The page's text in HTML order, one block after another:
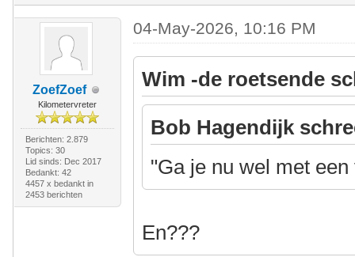
ZoefZoef
Kilometervreter
Berichten: 2.879
Topics: 30
Lid sinds: Dec 2017
Bedankt: 42
4457 x bedankt in
2453 berichten
04-May-2026, 10:16 PM
Wim -de roetsende
Bob Hagendijk
"Ga je nu wel met
En???